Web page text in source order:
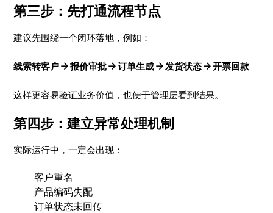
第三步：先打通流程节点
建议先围绕一个闭环落地，例如：
线索转客户 → 报价审批 → 订单生成 → 发货状态 → 开票回款
这样更容易验证业务价值，也便于管理层看到结果。
第四步：建立异常处理机制
实际运行中，一定会出现：
客户重名
产品编码失配
订单状态未回传